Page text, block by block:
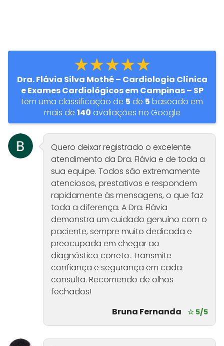
★★★★★
Dra. Flávia Silva Mothé – Cardiologia Clínica
e Exames Cardiológicos em Campinas – SP
tem uma classificação de 5 de 5 baseado em
mais de 140 avaliações no Google
Quero deixar registrado o excelente
atendimento da Dra. Flávia e de toda a
sua equipe. Todos são extremamente
atenciosos, prestativos e respondem
rapidamente às mensagens, o que faz
toda a diferença. A Dra. Flávia
demonstra um cuidado genuíno com o
paciente, sempre muito dedicada e
preocupada em chegar ao
diagnóstico correto. Transmite
confiança e segurança em cada
consulta. Recomendo de olhos
fechados!
Bruna Fernanda
☆ 5/5